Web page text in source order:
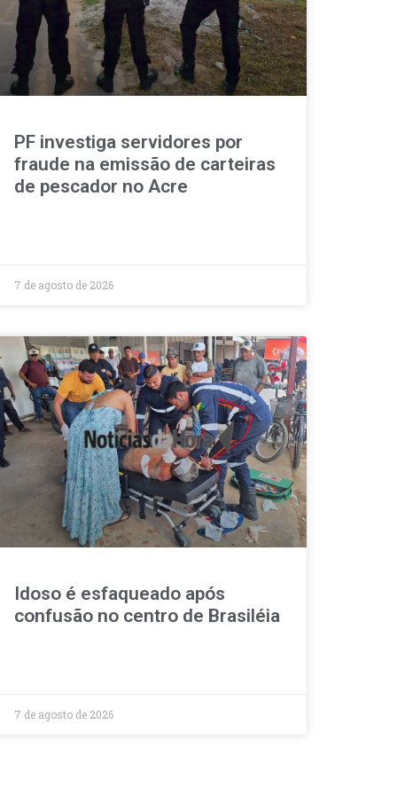
PF investiga servidores por
fraude na emissão de carteiras
de pescador no Acre
7 de agosto de 2026
Idoso é esfaqueado após
confusão no centro de Brasiléia
7 de agosto de 2026